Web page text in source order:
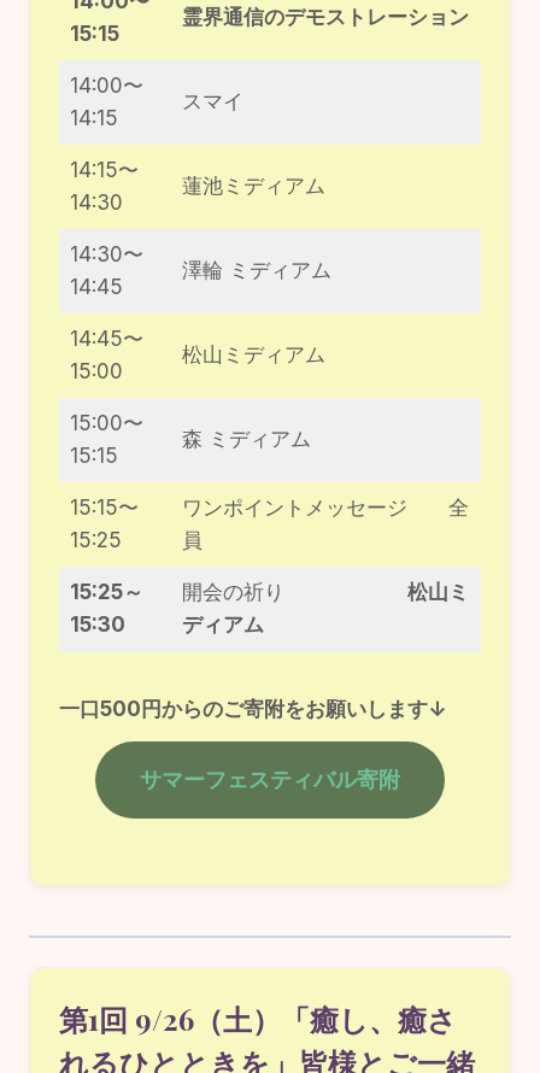
15:15
霊界通信のデモストレーション
14:00〜
14:15
スマイ
14:15〜
14:30
蓮池ミディアム
14:30〜
14:45
澤輪 ミディアム
14:45〜
15:00
松山ミディアム
15:00〜
15:15
森 ミディアム
15:15〜
15:25
ワンポイントメッセージ 全
員
15:25～
15:30
開会の祈り 松山ミ
ディアム
一口500円からのご寄附をお願いします↓
サマーフェスティバル寄附
第1回 9/26（土）「癒し、癒さ
れるひとときを」皆様とご一緒